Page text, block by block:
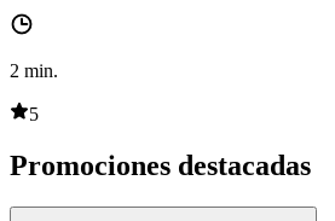
2 min.
5
Promociones destacadas